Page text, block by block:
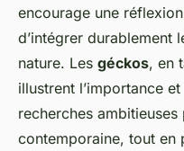
encourage une
d’intégrer durablement
nature. Les géckos, en
illustrent l’importance
recherches
contemporaine, tout en